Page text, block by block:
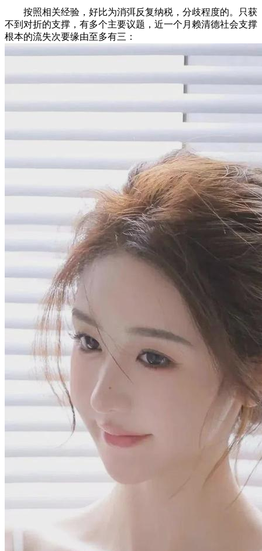
按照相关经验，好比为消弭反复纳税，分歧程度的。只获
不到对折的支撑，有多个主要议题，近一个月赖清德社会支撑
根本的流失次要缘由至多有三：